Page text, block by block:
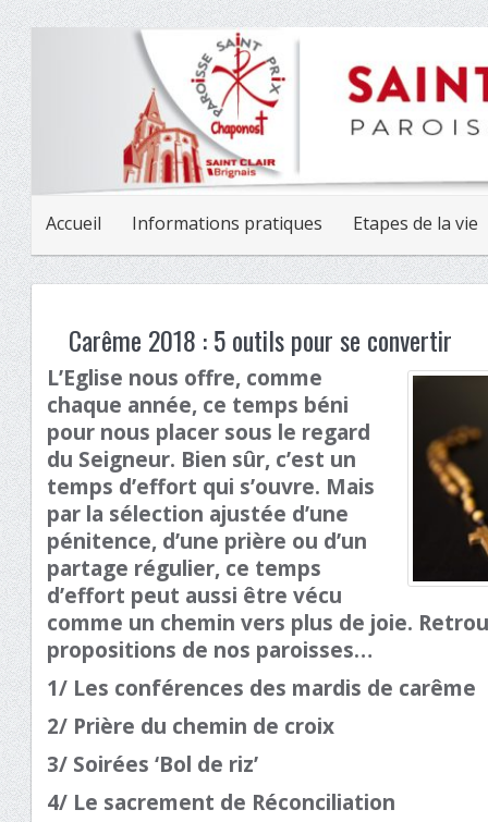
Accueil Informations pratiques Etapes de la vie
Carême 2018 : 5 outils pour se convertir
L’Eglise nous offre, comme
chaque année, ce temps béni
pour nous placer sous le regard
du Seigneur. Bien sûr, c’est un
temps d’effort qui s’ouvre. Mais
par la sélection ajustée d’une
pénitence, d’une prière ou d’un
partage régulier, ce temps
d’effort peut aussi être vécu
comme un chemin vers plus de joie.
propositions de nos paroisses…
1/ Les conférences des mardis de carême
2/ Prière du chemin de croix
3/ Soirées ‘Bol de riz’
4/ Le sacrement de Réconciliation